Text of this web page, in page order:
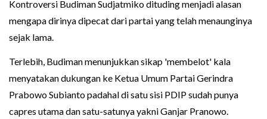
Kontroversi Budiman Sudjatmiko dituding menjadi alasan
mengapa dirinya dipecat dari partai yang telah menaunginya
sejak lama.
Terlebih, Budiman menunjukkan sikap 'membelot' kala
menyatakan dukungan ke Ketua Umum Partai Gerindra
Prabowo Subianto padahal di satu sisi PDIP sudah punya
capres utama dan satu-satunya yakni Ganjar Pranowo.